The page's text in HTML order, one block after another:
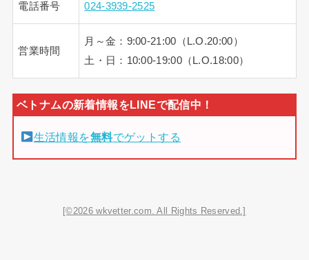
電話番号 024-3939-2525
営業時間
月～金：9:00-21:00（L.O.20:00）
土・日：10:00-19:00（L.O.18:00）
生活情報を無料でゲットする
[©2026 wkvetter.com. All Rights Reserved.]